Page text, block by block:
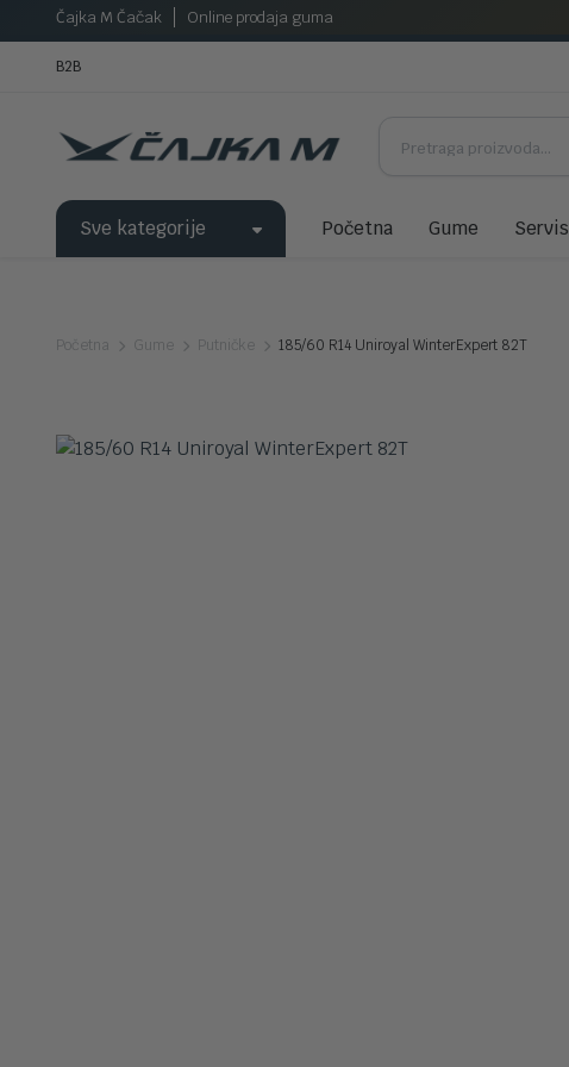
Čajka M Čačak Online prodaja guma
B2B
Sve kategorije Početna Gume Servis
Početna Gume Putničke 185/60 R14 Uniroyal WinterExpert 82T